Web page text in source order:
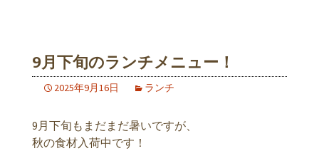
9月下旬のランチメニュー！
2025年9月16日 ランチ
9月下旬もまだまだ暑いですが、
秋の食材入荷中です！